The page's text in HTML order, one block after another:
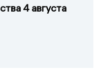
4 августа